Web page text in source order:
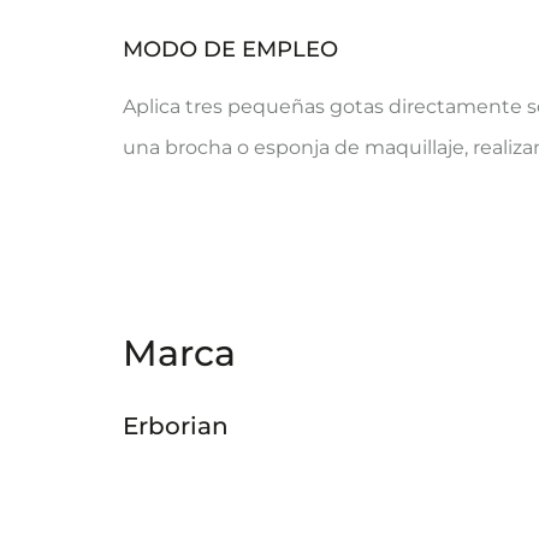
MODO DE EMPLEO
Aplica tres pequeñas gotas directamente
una brocha o esponja de maquillaje,
Marca
Erborian